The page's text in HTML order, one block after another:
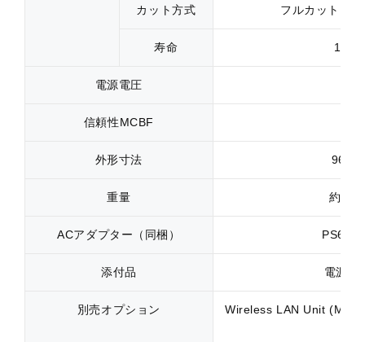
カット方式 フルカット、
寿命 100
電源電圧
信頼性MCBF
外形寸法
重量 約0.8
ACアダプター（同梱）
添付品 電源ケ
別売オプション Wireless LAN Unit